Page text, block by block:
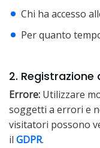
Chi ha accesso
Per quanto
2.
Errore: Utilizzare
soggetti a errori e
visitatori possono
il GDPR.